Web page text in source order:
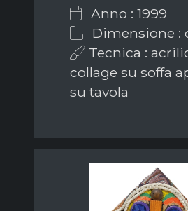
Anno : 1999
Dimensione :
Tecnica :
collage su soffa
su tavola